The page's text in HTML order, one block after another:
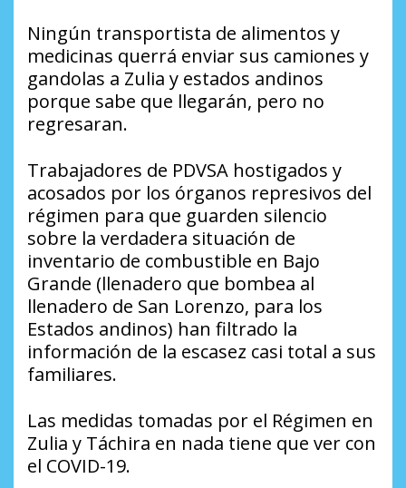
Ningún transportista de alimentos y
medicinas querrá enviar sus camiones y
gandolas a Zulia y estados andinos
porque sabe que llegarán, pero no
regresaran.
Trabajadores de PDVSA hostigados y
acosados por los órganos represivos del
régimen para que guarden silencio
sobre la verdadera situación de
inventario de combustible en Bajo
Grande (llenadero que bombea al
llenadero de San Lorenzo, para los
Estados andinos) han filtrado la
información de la escasez casi total a sus
familiares.
Las medidas tomadas por el Régimen en
Zulia y Táchira en nada tiene que ver con
el COVID-19.